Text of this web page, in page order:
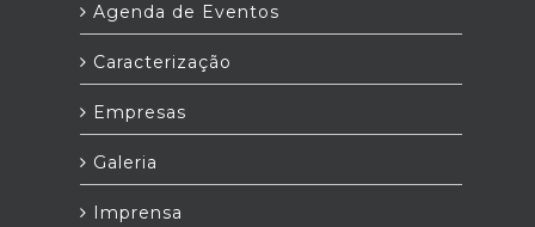
Agenda de Eventos
Caracterização
Empresas
Galeria
Imprensa